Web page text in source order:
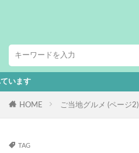
HOME ご当地グルメ (ページ2)
TAG